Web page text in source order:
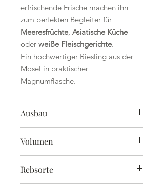
erfrischende Frische machen ihn
zum perfekten Begleiter für
Meeresfrüchte, Asiatische Küche
oder weiße Fleischgerichte.
Ein hochwertiger Riesling aus der
Mosel in praktischer
Magnumflasche.
Ausbau
Volumen
Rebsorte